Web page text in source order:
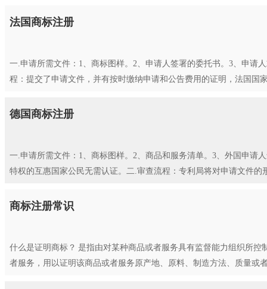
法国商标注册
一.申请所需文件：1、商标图样。2、申请人签署的委托书。3、申请
程：提交了申请文件，并有按时缴纳申请和公告费用的证明，法国国
德国商标注册
一.申请所需文件：1、商标图样。2、商品和服务清单。3、外国申请
特权的互惠国家公民无需认证。二.审查流程：专利局将对申请文件
商标注册常识
什么是证明商标？ 是指由对某种商品或者服务具有监督能力组织所
者服务，用以证明该商品或者服务原产地、原料、制造方法、质量或